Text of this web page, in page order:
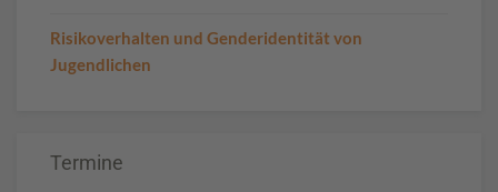
Risikoverhalten und Genderidentität von
Jugendlichen
Termine